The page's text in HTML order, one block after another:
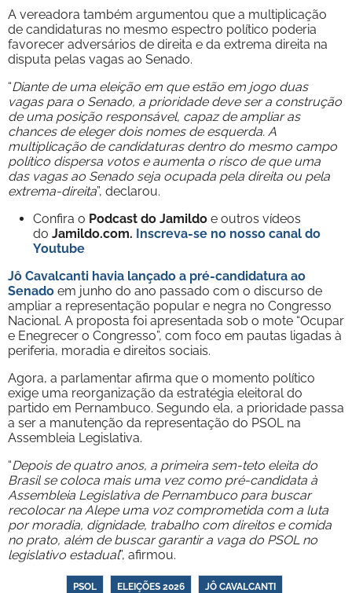
A vereadora também argumentou que a multiplicação
de candidaturas no mesmo espectro político poderia
favorecer adversários de direita e da extrema direita na
disputa pelas vagas ao Senado.
“Diante de uma eleição em que estão em jogo duas
vagas para o Senado, a prioridade deve ser a construção
de uma posição responsável, capaz de ampliar as
chances de eleger dois nomes de esquerda. A
multiplicação de candidaturas dentro do mesmo campo
político dispersa votos e aumenta o risco de que uma
das vagas ao Senado seja ocupada pela direita ou pela
extrema-direita”, declarou.
Confira o Podcast do Jamildo e outros vídeos
do Jamildo.com. Inscreva-se no nosso canal do
Youtube
Jô Cavalcanti havia lançado a pré-candidatura ao
Senado em junho do ano passado com o discurso de
ampliar a representação popular e negra no Congresso
Nacional. A proposta foi apresentada sob o mote “Ocupar
e Enegrecer o Congresso”, com foco em pautas ligadas à
periferia, moradia e direitos sociais.
Agora, a parlamentar afirma que o momento político
exige uma reorganização da estratégia eleitoral do
partido em Pernambuco. Segundo ela, a prioridade passa
a ser a manutenção da representação do PSOL na
Assembleia Legislativa.
“Depois de quatro anos, a primeira sem-teto eleita do
Brasil se coloca mais uma vez como pré-candidata à
Assembleia Legislativa de Pernambuco para buscar
recolocar na Alepe uma voz comprometida com a luta
por moradia, dignidade, trabalho com direitos e comida
no prato, além de buscar garantir a vaga do PSOL no
legislativo estadual”, afirmou.
PSOL ELEIÇÕES 2026 JÔ CAVALCANTI